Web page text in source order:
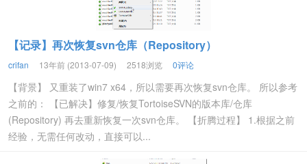
【记录】再次恢复svn仓库（Repository）
crifan 13年前 (2013-07-09) 2518浏览 0评论
【背景】 又重装了win7 x64，所以需要再次恢复svn仓库。 所以参考
之前的： 【已解决】修复/恢复TortoiseSVN的版本库/仓库
(Repository) 再去重新恢复一次svn仓库。 【折腾过程】 1.根据之前
经验，无需任何改动，直接可以...